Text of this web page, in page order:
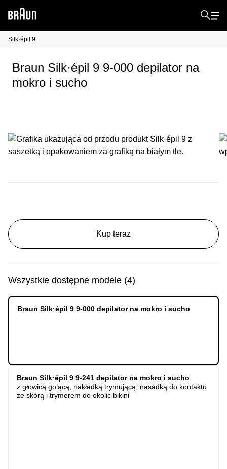
Silk·épil 9
Braun Silk·épil 9 9-000 depilator na
mokro i sucho
Kup teraz
Wszystkie dostępne modele (4)
Braun Silk·épil 9 9-000 depilator na mokro i sucho
Braun Silk·épil 9 9-241 depilator na mokro i sucho
z głowicą golącą, nakładką trymującą, nasadką do kontaktu
ze skórą i trymerem do okolic bikini